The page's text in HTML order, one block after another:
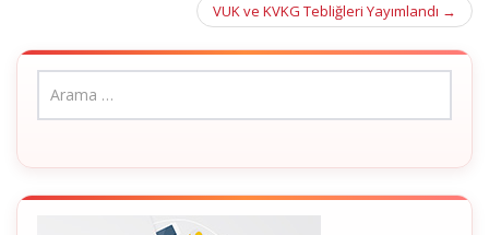
VUK ve KVKG Tebliğleri Yayımlandı →